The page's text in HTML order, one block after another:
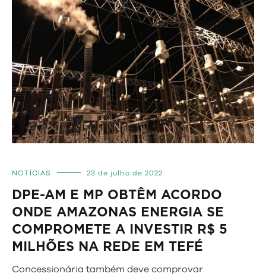
NOTÍCIAS 23 de julho de 2022
DPE-AM E MP OBTÊM ACORDO
ONDE AMAZONAS ENERGIA SE
COMPROMETE A INVESTIR R$ 5
MILHÕES NA REDE EM TEFÉ
Concessionária também deve comprovar